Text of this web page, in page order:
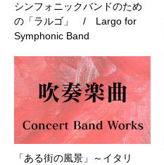
シンフォニックバンドのため
の「ラルゴ」 / Largo for
Symphonic Band
「ある街の風景」～イタリ